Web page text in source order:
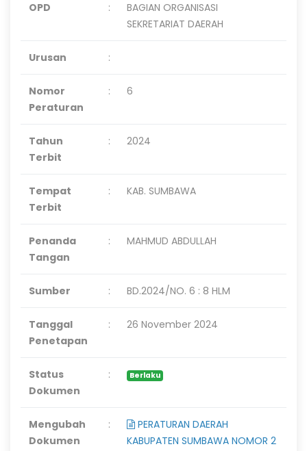
OPD :
BAGIAN ORGANISASI
SEKRETARIAT DAERAH
Urusan :
Nomor
Peraturan
: 6
Tahun
Terbit
: 2024
Tempat
Terbit
: KAB. SUMBAWA
Penanda
Tangan
: MAHMUD ABDULLAH
Sumber : BD.2024/NO. 6 : 8 HLM
Tanggal
Penetapan
: 26 November 2024
Status
Dokumen
: Berlaku
Mengubah
Dokumen
:
PERATURAN DAERAH
KABUPATEN SUMBAWA NOMOR 2